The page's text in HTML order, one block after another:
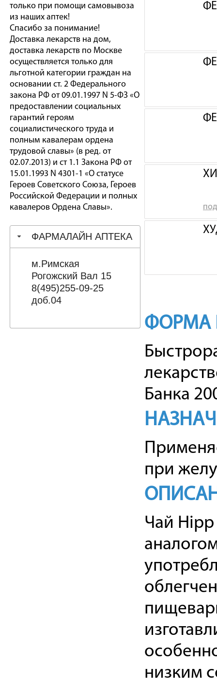
только при помощи самовывоза
из наших аптек!
Спасибо за понимание!
Доставка лекарств на дом,
доставка лекарств по Москве
осуществляется только для
льготной категории граждан на
основании ст. 2 Федерального
закона РФ от 09.01.1997 N 5-ФЗ «О
предоставлении социальных
гарантий героям
социалистического труда и
полным кавалерам ордена
трудовой славы» (в ред. от
02.07.2013) и ст 1.1 Закона РФ от
15.01.1993 N 4301-1 «О статусе
Героев Советского Союза, Героев
Российской Федерации и полных
кавалеров Ордена Славы».
ФАРМАЛАЙН АПТЕКА
м.Римская
Рогожский Вал 15
8(495)255-09-25
доб.04
ФОРМА
Банка
при
Чай
низким